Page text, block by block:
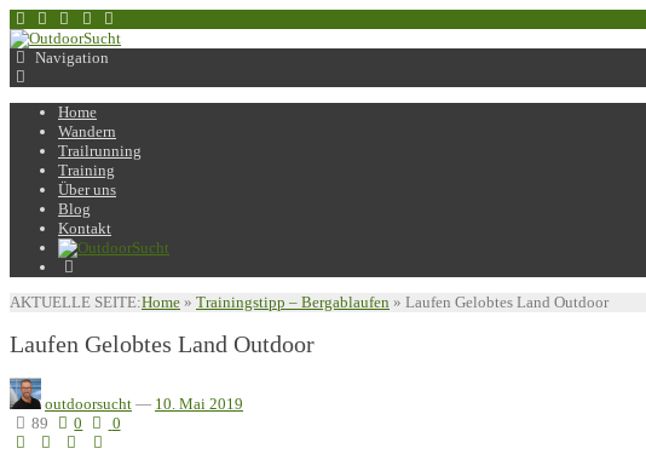
Navigation
Home
Wandern
Trailrunning
Training
Über uns
Blog
Kontakt
AKTUELLE SEITE:Home » Trainingstipp – Bergablaufen » Laufen Gelobtes Land Outdoor
Laufen Gelobtes Land Outdoor
outdoorsucht — 10. Mai 2019
89
0 0